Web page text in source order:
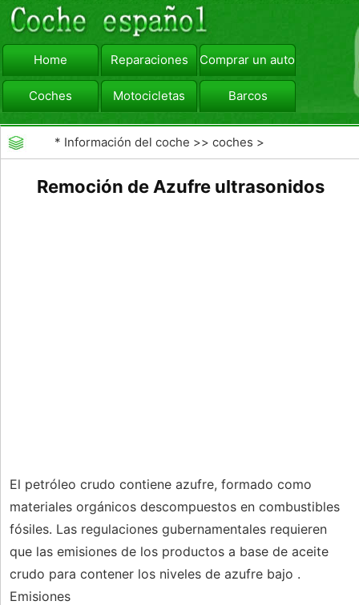
Home Reparaciones Comprar un automóvil
Coches Motocicletas Barcos
viajar Camiones
* Información del coche >>coches >
Remoción de Azufre ultrasonidos
El petróleo crudo contiene azufre, formado como
materiales orgánicos descompuestos en combustibles
fósiles. Las regulaciones gubernamentales requieren
que las emisiones de los productos a base de aceite
crudo para contener los niveles de azufre bajo .
Emisiones